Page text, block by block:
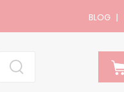
BLOG |